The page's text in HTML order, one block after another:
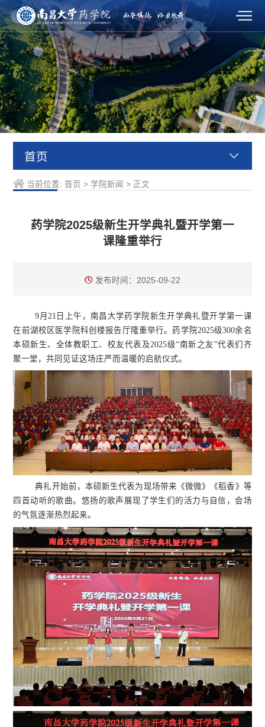
首页
当前位置: 首页 > 学院新闻 > 正文
药学院2025级新生开学典礼暨开学第一
课隆重举行
发布时间：2025-09-22
9月21日上午，南昌大学药学院新生开学典礼暨开学第一课
在前湖校区医学院科创楼报告厅隆重举行。药学院2025级300余名
本硕新生、全体教职工、校友代表及2025级“南新之友”代表们齐
聚一堂，共同见证这场庄严而温暖的启航仪式。
典礼开始前，本硕新生代表为现场带来《微微》《稻香》等
四首动听的歌曲。悠扬的歌声展现了学生们的活力与自信，会场
的气氛逐渐热烈起来。